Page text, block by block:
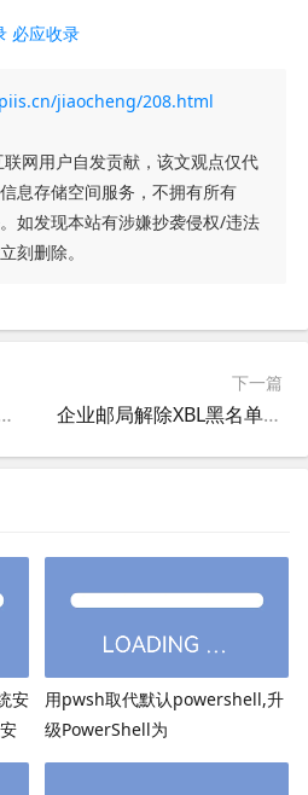
必应收录
jiaocheng/208.html
网用户自发贡献，该文观点仅代
息存储空间服务，不拥有所有
如发现本站有涉嫌抄袭侵权/违法
刻删除。
企业邮局1反垃圾邮件设置方法
下一篇
企业邮局解除XBL黑名单,企业邮局发hotmail邮箱被550 OU-001退信,企业邮箱发hotmail邮箱被550 OU-001退信,企业邮局解除XBL(CBL)黑名单
安
用pwsh取代默认powershell,升
级PowerShell为
PowerShell7.6.3等高版本